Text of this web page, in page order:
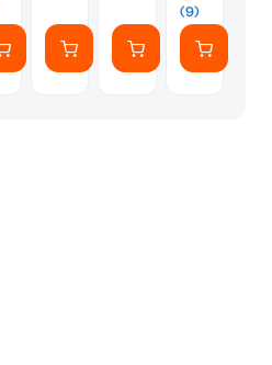
(9)